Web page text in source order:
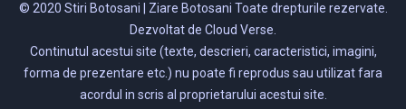
© 2020 Stiri Botosani | Ziare Botosani Toate drepturile rezervate.
Dezvoltat de Cloud Verse.
Continutul acestui site (texte, descrieri, caracteristici, imagini,
forma de prezentare etc.) nu poate fi reprodus sau utilizat fara
acordul in scris al proprietarului acestui site.